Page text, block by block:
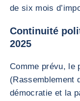
de six mois
Continuité
2025
Comme prévu, le
(Rassemblement
démocratie et la